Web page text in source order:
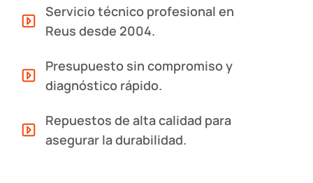
Servicio técnico profesional en
Reus desde 2004.
Presupuesto sin compromiso y
diagnóstico rápido.
Repuestos de alta calidad para
asegurar la durabilidad.